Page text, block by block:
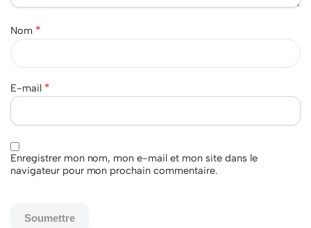
Nom *
E-mail *
Enregistrer mon nom, mon e-mail et mon site dans le
navigateur pour mon prochain commentaire.